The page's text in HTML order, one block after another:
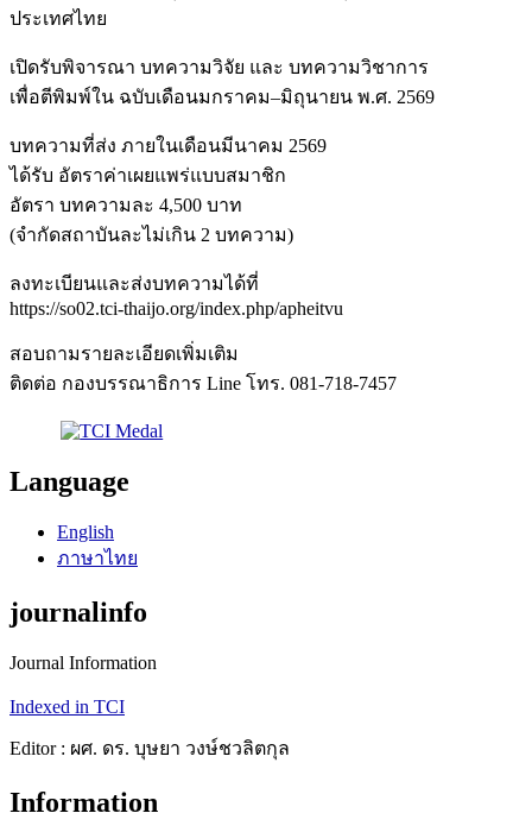
ประเทศไทย
เปิดรับพิจารณา บทความวิจัย และ บทความวิชาการ
เพื่อตีพิมพ์ใน ฉบับเดือนมกราคม–มิถุนายน พ.ศ. 2569
บทความที่ส่ง ภายในเดือนมีนาคม 2569
ได้รับ อัตราค่าเผยแพร่แบบสมาชิก
อัตรา บทความละ 4,500 บาท
(จำกัดสถาบันละไม่เกิน 2 บทความ)
ลงทะเบียนและส่งบทความได้ที่
https://so02.tci-thaijo.org/index.php/apheitvu
สอบถามรายละเอียดเพิ่มเติม
ติดต่อ กองบรรณาธิการ Line โทร. 081-718-7457
Language
English
ภาษาไทย
journalinfo
Journal Information
Indexed in TCI
Editor : ผศ. ดร. บุษยา วงษ์ชวลิตกุล
Information